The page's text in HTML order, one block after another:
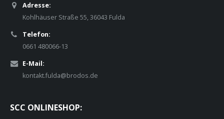
Adresse:
Kohlhäuser Straße 55, 36043 Fulda
Telefon:
0661 480066-13
E-Mail:
kontakt.fulda@brodos.de
SCC ONLINESHOP: